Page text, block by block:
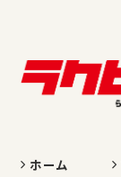
ホーム